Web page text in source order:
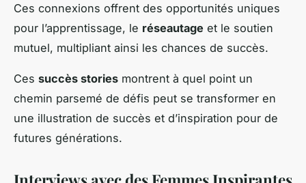
Ces connexions offrent des opportunités uniques
pour l’apprentissage, le réseautage et le soutien
mutuel, multipliant ainsi les chances de succès.
Ces succès stories montrent à quel point un
chemin parsemé de défis peut se transformer en
une illustration de succès et d’inspiration pour de
futures générations.